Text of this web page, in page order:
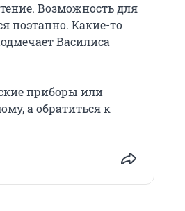
Возможность для
поэтапно. Какие-то
Василиса
приборы или
а обратиться к